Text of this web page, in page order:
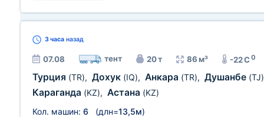
3 часа назад
07.08 тент 20 т 86 м³ -22 C0
Турция (TR), Дохук (IQ), Анкара (TR), Душанбе (TJ)
Караганда (KZ), Астана (KZ)
Кол. машин: 6 (длн=13,5м)